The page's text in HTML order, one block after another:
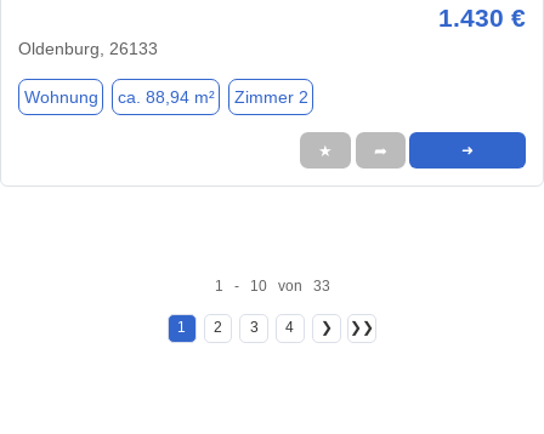
1.430 €
Oldenburg, 26133
Wohnung ca. 88,94 m² Zimmer 2
★ ➦ ➜
1 - 10 von 33
1 2 3 4 ❯ ❯❯